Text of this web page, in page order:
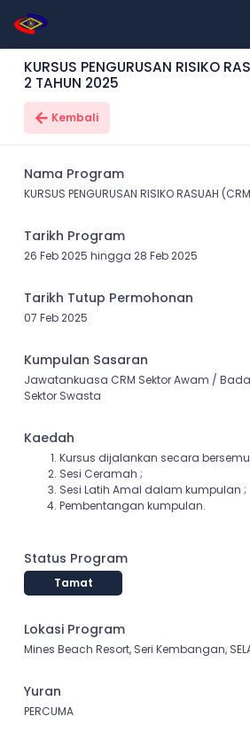
KURSUS PENGURUSAN RISIKO
2 TAHUN 2025
Kembali
Nama Program
KURSUS PENGURUSAN RISIKO RASUAH
Tarikh Program
26 Feb 2025 hingga 28 Feb 2025
Tarikh Tutup Permohonan
07 Feb 2025
Kumpulan Sasaran
Jawatankuasa CRM Sektor Awam /
Sektor Swasta
Kaedah
Kursus dijalankan secara
Sesi Ceramah ;
Sesi Latih Amal dalam kumpulan ;
Pembentangan kumpulan.
Status Program
Tamat
Lokasi Program
Mines Beach Resort, Seri Kembangan,
Yuran
PERCUMA